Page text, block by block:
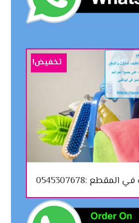
:0545307678
تخفيض!